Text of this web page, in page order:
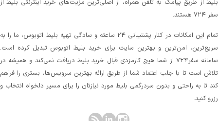
بلیط از طریق پیامک به تلفن همراه، از اصلی‌ترین مزیت‌های خرید اینترنتی بلیط از
سفر ۷۲۴ هستند.
تمام این امکانات در کنار پشتیبانی‌ ۲۴ ساعته و سادگی تهیه بلیط اتوبوس، ما را به
سریع‌ترین، امن‌ترین و بهترین سایت برای خرید بلیط اتوبوس تبدیل کرده است.
سامانه سفر۷۲۴ از شما هیچ کارمزدی قبال خرید بلیط دریافت نمی‌کند و همیشه در
تلاش است تا با جلب اعتماد شما از طریق ارائه بهترین سرویس‌ها، بستری را فراهم
کند تا به راحتی و بدون سردرگمی بلیط مورد نیازتان را برای مسیر دلخواه انتخاب و
رزرو کنید.